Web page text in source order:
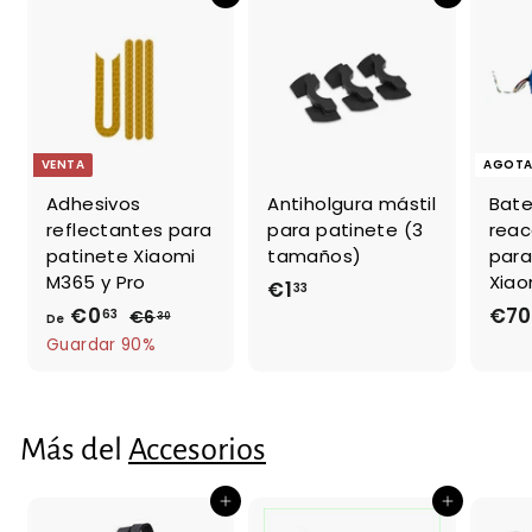
VENTA
Adhesivos
reflectantes para
patinete Xiaomi
M365 y Pro
De €063
D
e
,
6
P
r
o
h
b
€630€
Guardar 90%
Antiholgura mástil
para patinete (3
tamaños)
€133
€70
Más del Accesorios
Agregar al carrito Agregar al carrito